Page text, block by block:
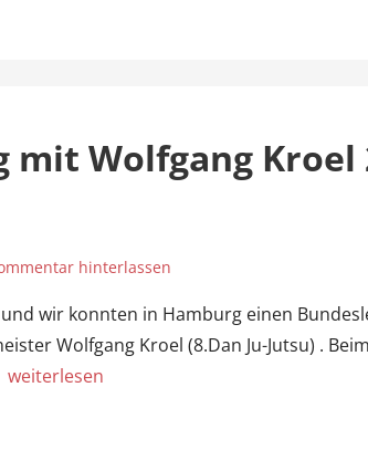
mit Wolfgang Kroel
hinterlassen
wir konnten in Hamburg einen
Wolfgang Kroel (8.Dan Ju-Jutsu) .
weiterlesen